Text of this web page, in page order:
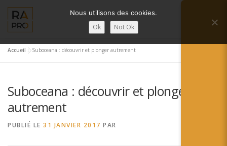
contenu
Menu
SERVICES RA’PRO ACTUALITÉ DE LA RA
Accueil »Suboceana : découvrir et plonger autrement
Suboceana : découvrir et plonger
autrement
PUBLIÉ LE 31 JANVIER 2017 PAR
Nous utilisons des cookies.
Ok Not Ok